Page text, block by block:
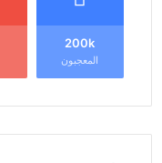
200k
المعجبون